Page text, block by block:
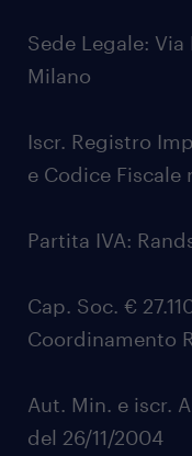
Sede Legale:
Milano
Iscr. Registro
e Codice Fiscale
Partita IVA:
Cap. Soc. €
Coordinamento
Aut. Min. e iscr.
del 26/11/2004